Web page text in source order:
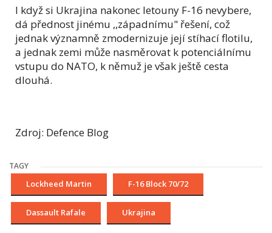
I když si Ukrajina nakonec letouny F-16 nevybere,
dá přednost jinému ,,západnímu" řešení, což
jednak významně zmodernizuje její stíhací flotilu,
a jednak zemi může nasměrovat k potenciálnímu
vstupu do NATO, k němuž je však ještě cesta
dlouhá.
Zdroj: Defence Blog
TAGY
Lockheed Martin F-16 Block 70/72
Dassault Rafale Ukrajina